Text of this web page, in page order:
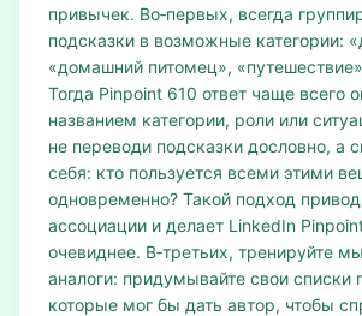
привычек. Во‑первых, всегда
подсказки в возможные категории:
«домашний питомец»,
Тогда Pinpoint 610 ответ чаще всего
названием категории, роли или
не переводи подсказки дословно, а
себя: кто пользуется всеми этими
одновременно? Такой подход
ассоциации и делает LinkedIn
очевиднее. В‑третьих, тренируйте
аналоги: придумывайте свои списки
которые мог бы дать автор, чтобы